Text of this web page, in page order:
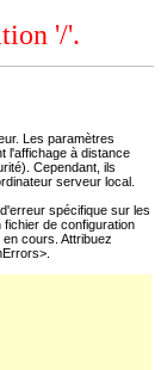
'/'.
Les paramètres
l'affichage à distance
Cependant, ils
serveur local.
spécifique sur les
de configuration
cours. Attribuez